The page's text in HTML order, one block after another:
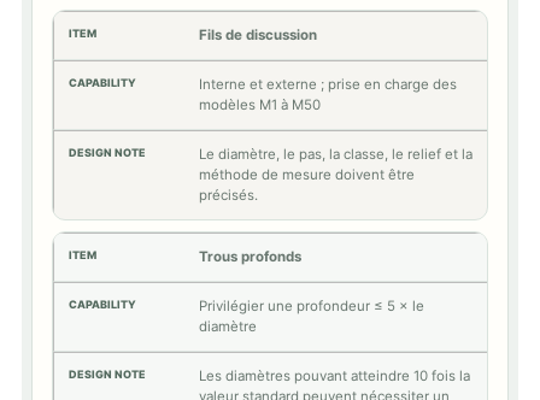
Fils de discussion
Interne et externe ; prise en charge des
modèles M1 à M50
Le diamètre, le pas, la classe, le relief et la
méthode de mesure doivent être
précisés.
Trous profonds
Privilégier une profondeur ≤ 5 × le
diamètre
Les diamètres pouvant atteindre 10 fois la
valeur standard peuvent nécessiter un